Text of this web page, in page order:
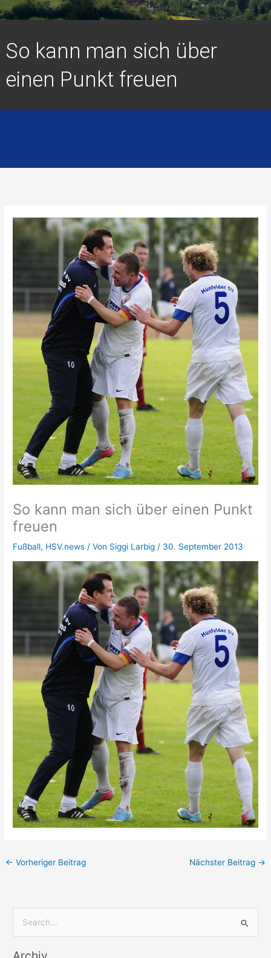
So kann man sich über
einen Punkt freuen
So kann man sich über einen Punkt
freuen
Fußball, HSV.news / Von Siggi Larbig / 30. September 2013
← Vorheriger Beitrag Nächster Beitrag →